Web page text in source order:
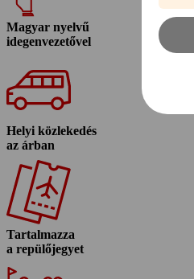
Magyar nyelvű
idegenvezetővel
Helyi közlekedés
az árban
Tartalmazza
a repülőjegyet